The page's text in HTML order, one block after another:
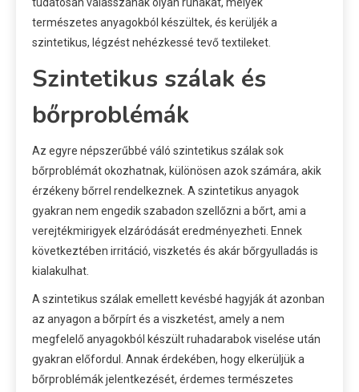
természetes anyagokból készültek, és kerüljék a
szintetikus, légzést nehézkessé tevő textileket.
Szintetikus szálak és
bőrproblémák
Az egyre népszerűbbé váló szintetikus szálak sok
bőrproblémát okozhatnak, különösen azok számára, akik
érzékeny bőrrel rendelkeznek. A szintetikus anyagok
gyakran nem engedik szabadon szellőzni a bőrt, ami a
verejtékmirigyek elzáródását eredményezheti. Ennek
következtében irritáció, viszketés és akár bőrgyulladás is
kialakulhat.
A szintetikus szálak emellett kevésbé hagyják át azonban
az anyagon a bőrpírt és a viszketést, amely a nem
megfelelő anyagokból készült ruhadarabok viselése után
gyakran előfordul. Annak érdekében, hogy elkerüljük a
bőrproblémák jelentkezését, érdemes természetes